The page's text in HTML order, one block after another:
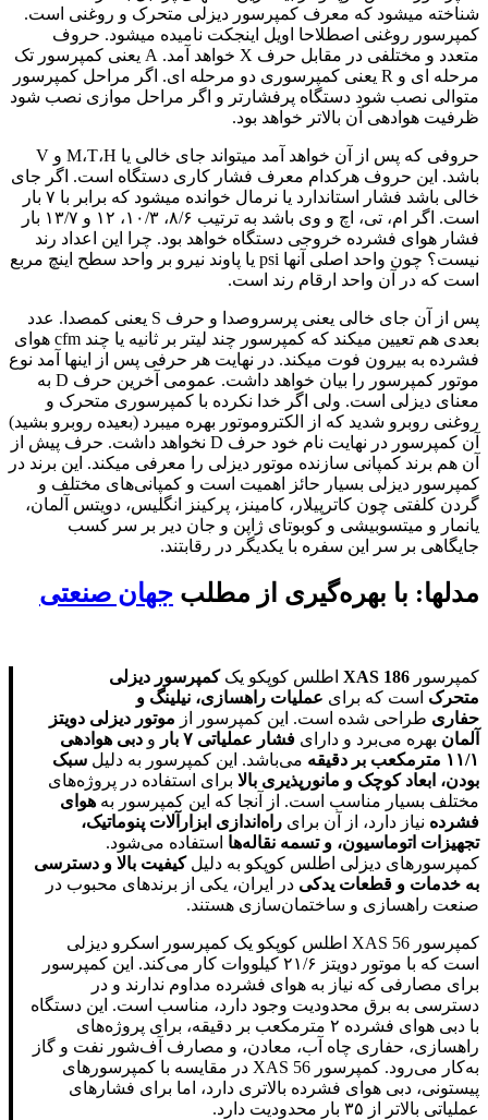
شناخته میشود که معرف کمپرسور دیزلی متحرک و روغنی است.
کمپرسور روغنی اصطلاحا اویل اینجکت نامیده میشود. حروف
متعدد و مختلفی در مقابل حرف X خواهد آمد. A یعنی کمپرسور تک
مرحله ای و R یعنی کمپرسوری دو مرحله ای. اگر مراحل کمپرسور
متوالی نصب شود دستگاه پرفشارتر و اگر مراحل موازی نصب شود
ظرفیت هوادهی آن بالاتر خواهد بود.
حروفی که پس از آن خواهد آمد میتواند جای خالی یا M،T،H و V
باشد. این حروف هرکدام معرف فشار کاری دستگاه است. اگر جای
خالی باشد فشار استاندارد یا نرمال خوانده میشود که برابر با ۷ بار
است. اگر ام، تی، اچ و وی باشد به ترتیب ۸/۶، ۱۰/۳، ۱۲ و ۱۳/۷ بار
فشار هوای فشرده خروجی دستگاه خواهد بود. چرا این اعداد رند
نیست؟ چون واحد اصلی آنها psi یا پاوند نیرو بر واحد سطح اینچ مربع
است که در آن واحد ارقام رند است.
پس از آن جای خالی یعنی پرسروصدا و حرف S یعنی کمصدا. عدد
بعدی هم تعیین میکند که کمپرسور چند لیتر بر ثانیه یا چند cfm هوای
فشرده به بیرون فوت میکند. در نهایت هر حرفی پس از اینها آمد نوع
موتور کمپرسور را بیان خواهد داشت. عمومی آخرین حرف D به
معنای دیزلی است. ولی اگر خدا نکرده با کمپرسوری متحرک و
روغنی روبرو شدید که از الکتروموتور بهره میبرد (بعیده روبرو بشید)
آن کمپرسور در نهایت نام خود حرف D نخواهد داشت. حرف پیش از
آن هم برند کمپانی سازنده موتور دیزلی را معرفی میکند. این برند در
کمپرسور دیزلی بسیار حائز اهمیت است و کمپانی‌های مختلف و
گردن کلفتی چون کاترپیلار، کامینز، پرکینز انگلیس، دویتس آلمان،
یانمار و میتسوبیشی و کوبوتای ژاپن و جان دیر بر سر کسب
جایگاهی بر سر این سفره با یکدیگر در رقابتند.
مدلها: با بهره‌گیری از مطلب جهان صنعتی
کمپرسور XAS 186 اطلس کوپکو یککمپرسور دیزلی
متحرک است که برای عملیات راهسازی، نیلینگ و
حفاری طراحی شده است. این کمپرسور از موتور دیزلی دویتز
آلمان بهره می‌برد و دارای فشار عملیاتی ۷ بار و دبی هوادهی
۱۱/۱ مترمکعب بر دقیقه
می‌باشد. این کمپرسور به دلیل سبک
بودن، ابعاد کوچک و مانورپذیری بالا برای استفاده در پروژه‌های
مختلف بسیار مناسب است. از آنجا که این کمپرسور به هوای
فشرده نیاز دارد، از آن برای راه‌اندازی ابزارآلات پنوماتیک،
تجهیزات اتوماسیون، و تسمه نقاله‌ها استفاده می‌شود.
کمپرسورهای دیزلی اطلس کوپکو به دلیلکیفیت بالا و دسترسی
به خدمات و قطعات یدکی در ایران، یکی از برندهای محبوب در
صنعت راهسازی و ساختمان‌سازی هستند.
کمپرسور XAS 56 اطلس کوپکو یک کمپرسور اسکرو دیزلی
است که با موتور دویتز ۲۱/۶ کیلووات کار می‌کند. این کمپرسور
برای مصارفی که نیاز به هوای فشرده مداوم ندارند و در
دسترسی به برق محدودیت وجود دارد، مناسب است. این دستگاه
با دبی هوای فشرده ۲ مترمکعب بر دقیقه، برای پروژه‌های
راهسازی، حفاری چاه آب، معادن، و مصارف آف‌شور نفت و گاز
به‌کار می‌رود. کمپرسور XAS 56 در مقایسه با کمپرسورهای
پیستونی، دبی هوای فشرده بالاتری دارد، اما برای فشارهای
عملیاتی بالاتر از ۳۵ بار محدودیت دارد.